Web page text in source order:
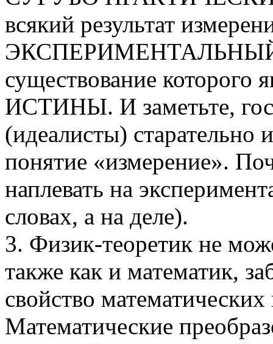
всякий результат
существование
ИСТИНЫ. И заметьте,
(идеалисты) старательно
понятие «измерение».
наплевать на
словах, а на деле).
3. Физик-теоретик не
также как и математик,
свойство
Математические